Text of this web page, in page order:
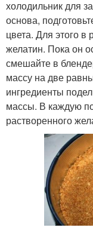
холодильник для
основа,
цвета. Для этого в
желатин. Пока он
смешайте в
массу на две
ингредиенты
массы. В каждую
растворенного